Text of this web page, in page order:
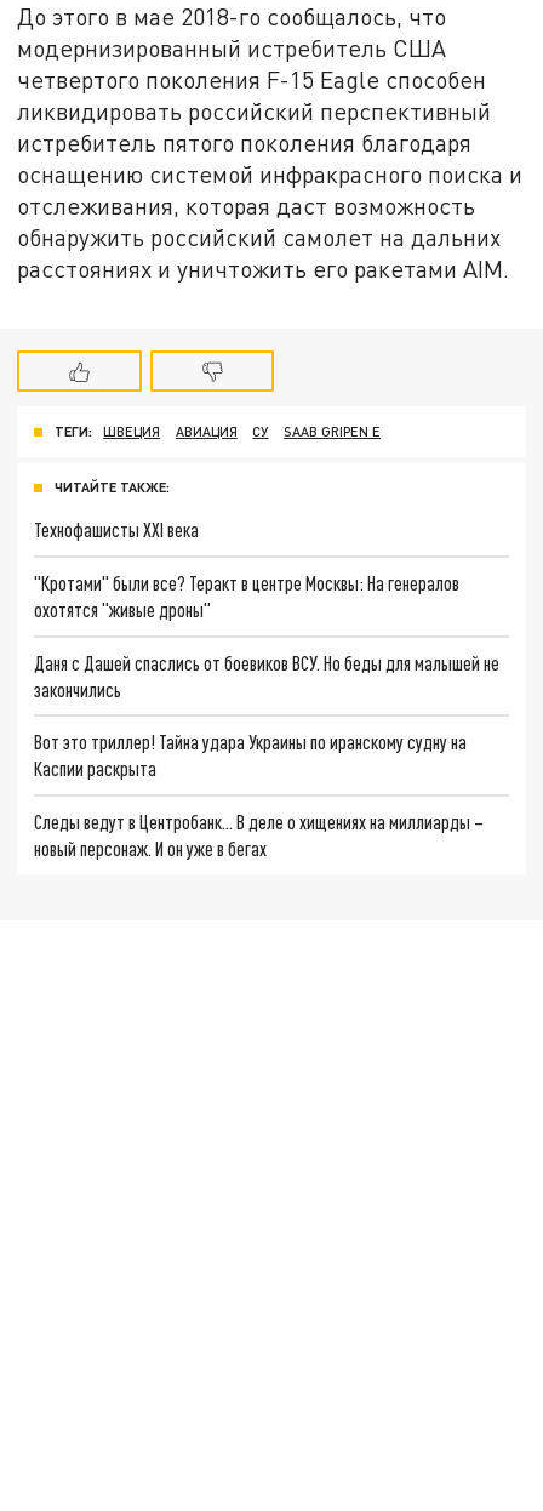
До этого в мае 2018-го сообщалось, что
модернизированный истребитель США
четвертого поколения F-15 Eagle способен
ликвидировать российский перспективный
истребитель пятого поколения благодаря
оснащению системой инфракрасного поиска и
отслеживания, которая даст возможность
обнаружить российский самолет на дальних
расстояниях и уничтожить его ракетами AIM.
ТЕГИ: ШВЕЦИЯ АВИАЦИЯ СУ SAAB GRIPEN E
ЧИТАЙТЕ ТАКЖЕ:
Технофашисты XXI века
"Кротами" были все? Теракт в центре Москвы: На генералов
охотятся "живые дроны"
Даня с Дашей спаслись от боевиков ВСУ. Но беды для малышей не
закончились
Вот это триллер! Тайна удара Украины по иранскому судну на
Каспии раскрыта
Следы ведут в Центробанк… В деле о хищениях на миллиарды –
новый персонаж. И он уже в бегах